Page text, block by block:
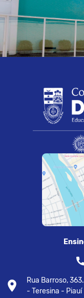
Rua Barroso,
- Teresina - Piauí